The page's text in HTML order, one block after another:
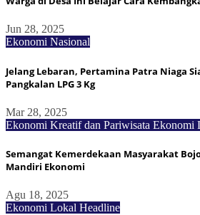
Jun 28, 2025
Ekonomi Nasional
Jelang Lebaran, Pertamina Patra Niaga
Pangkalan LPG 3 Kg
Mar 28, 2025
Ekonomi Kreatif dan Pariwisata Ekonomi
Semangat Kemerdekaan Masyarakat
Mandiri Ekonomi
Agu 18, 2025
Ekonomi Lokal Headline